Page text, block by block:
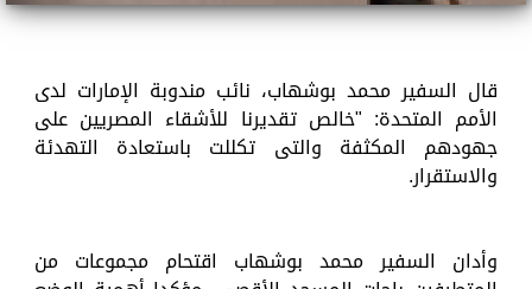
قال السفير محمد بوشهاب، نائب مندوبة الإمارات لدى
الأمم المتحدة: "خالص تقديرنا للأشقاء المصريين على
جهودهم المكثفة والتى تكللت باستعادة التهدئة
والاستقرار.
وأدان السفير محمد بوشهاب اقتحام مجموعات من